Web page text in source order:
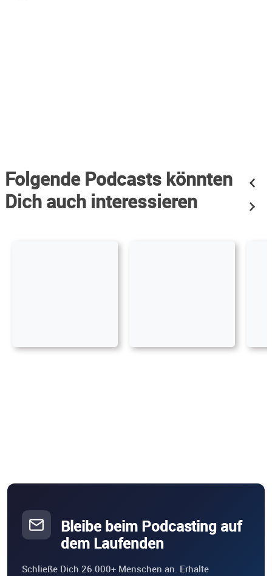
Folgende Podcasts könnten
Dich auch interessieren
Bleibe beim Podcasting auf
dem Laufenden
Schließe Dich 26.000+ Menschen an. Erhalte